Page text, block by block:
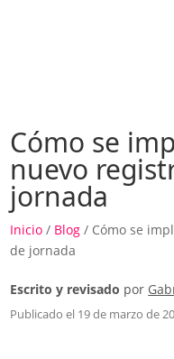
Cómo se
nuevo
jornada
Inicio / Blog / Cómo se
de jornada
Escrito y revisado por
Publicado el 19 de marzo de